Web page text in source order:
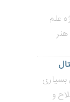
علم
و